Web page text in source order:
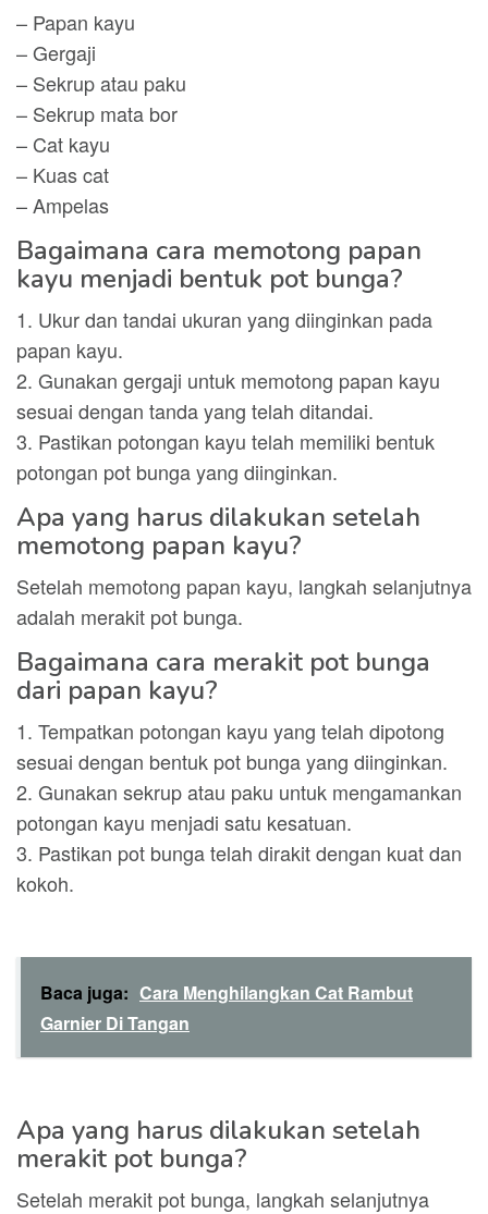
– Papan kayu
– Gergaji
– Sekrup atau paku
– Sekrup mata bor
– Cat kayu
– Kuas cat
– Ampelas
Bagaimana cara memotong papan
kayu menjadi bentuk pot bunga?
1. Ukur dan tandai ukuran yang diinginkan pada
papan kayu.
2. Gunakan gergaji untuk memotong papan kayu
sesuai dengan tanda yang telah ditandai.
3. Pastikan potongan kayu telah memiliki bentuk
potongan pot bunga yang diinginkan.
Apa yang harus dilakukan setelah
memotong papan kayu?
Setelah memotong papan kayu, langkah selanjutnya
adalah merakit pot bunga.
Bagaimana cara merakit pot bunga
dari papan kayu?
1. Tempatkan potongan kayu yang telah dipotong
sesuai dengan bentuk pot bunga yang diinginkan.
2. Gunakan sekrup atau paku untuk mengamankan
potongan kayu menjadi satu kesatuan.
3. Pastikan pot bunga telah dirakit dengan kuat dan
kokoh.
Baca juga: Cara Menghilangkan Cat Rambut
Garnier Di Tangan
Apa yang harus dilakukan setelah
merakit pot bunga?
Setelah merakit pot bunga, langkah selanjutnya